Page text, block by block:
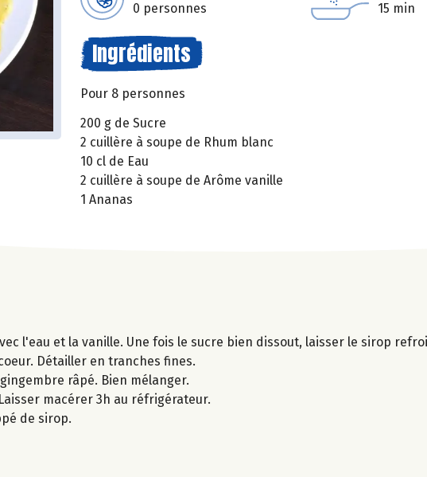
0 personnes 15 min
Ingrédients
Pour 8 personnes
200 g de Sucre
2 cuillère à soupe de Rhum blanc
10 cl de Eau
2 cuillère à soupe de Arôme vanille
1 Ananas
l'eau et la vanille. Une fois le sucre bien dissout, laisser le sirop
Détailler en tranches fines.
râpé. Bien mélanger.
macérer 3h au réfrigérateur.
de sirop.